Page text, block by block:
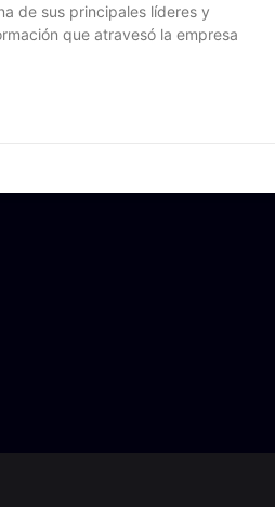
de sus principales líderes y
que atravesó la empresa